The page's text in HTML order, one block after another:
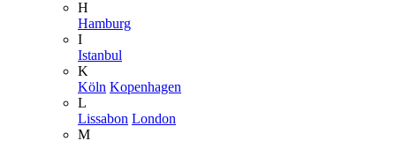
H
Hamburg
I
Istanbul
K
Köln Kopenhagen
L
Lissabon London
M